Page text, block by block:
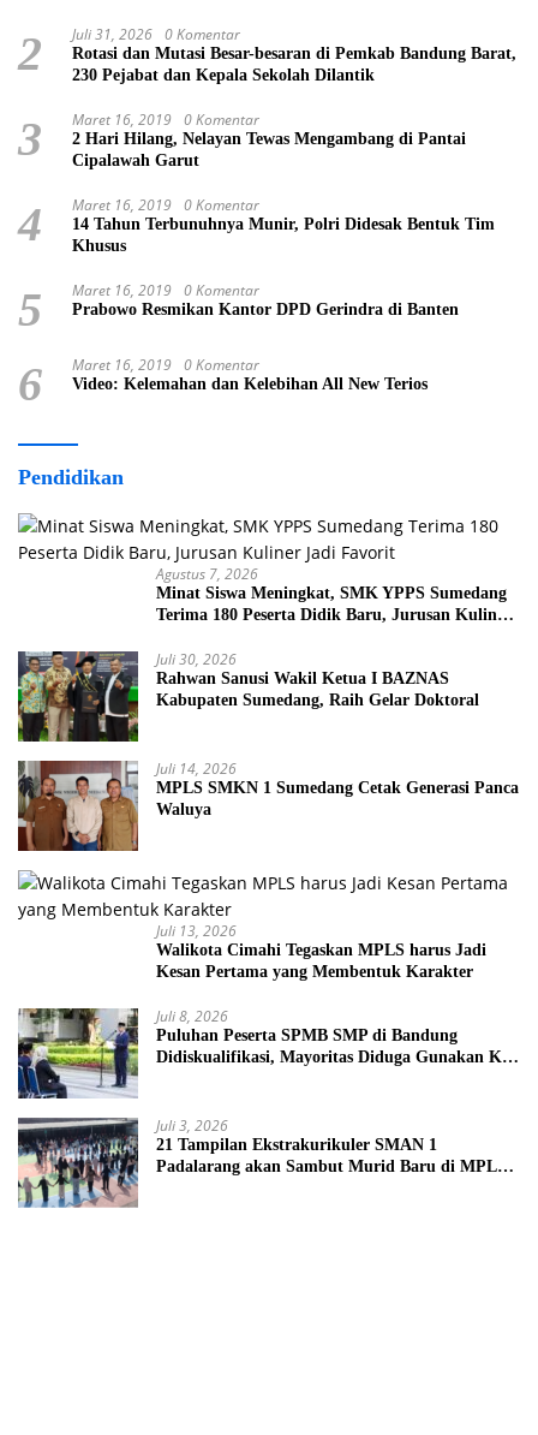
2 Juli 31, 2026 0 Komentar
Rotasi dan Mutasi Besar-besaran di Pemkab Bandung Barat,
230 Pejabat dan Kepala Sekolah Dilantik
3 Maret 16, 2019 0 Komentar
2 Hari Hilang, Nelayan Tewas Mengambang di Pantai
Cipalawah Garut
4 Maret 16, 2019 0 Komentar
14 Tahun Terbunuhnya Munir, Polri Didesak Bentuk Tim
Khusus
5 Maret 16, 2019 0 Komentar
Prabowo Resmikan Kantor DPD Gerindra di Banten
6 Maret 16, 2019 0 Komentar
Video: Kelemahan dan Kelebihan All New Terios
Pendidikan
Agustus 7, 2026
Minat Siswa Meningkat, SMK YPPS Sumedang
Terima 180 Peserta Didik Baru, Jurusan Kuliner
Juli 30, 2026
Rahwan Sanusi Wakil Ketua I BAZNAS
Kabupaten Sumedang, Raih Gelar Doktoral
Juli 14, 2026
MPLS SMKN 1 Sumedang Cetak Generasi Panca
Waluya
Juli 13, 2026
Walikota Cimahi Tegaskan MPLS harus Jadi
Kesan Pertama yang Membentuk Karakter
Juli 8, 2026
Puluhan Peserta SPMB SMP di Bandung
Didiskualifikasi, Mayoritas Diduga Gunakan KK
Juli 3, 2026
21 Tampilan Ekstrakurikuler SMAN 1
Padalarang akan Sambut Murid Baru di MPLS